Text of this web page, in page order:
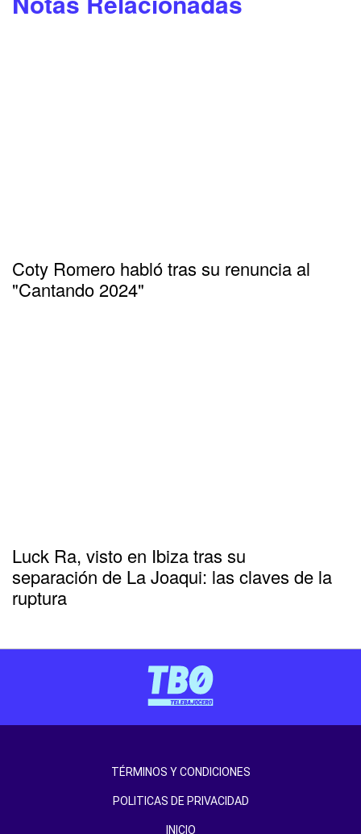
Coty Romero habló tras su renuncia al
"Cantando 2024"
Luck Ra, visto en Ibiza tras su
separación de La Joaqui: las claves de la
ruptura
TÉRMINOS Y CONDICIONES
POLITICAS DE PRIVACIDAD
INICIO